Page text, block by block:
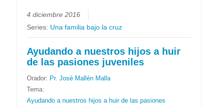
4 diciembre 2016
Series: Una familia bajo la cruz
Ayudando a nuestros hijos a huir
de las pasiones juveniles
Orador: Pr. José Mallén Malla
Tema:
Ayudando a nuestros hijos a huir de las pasiones